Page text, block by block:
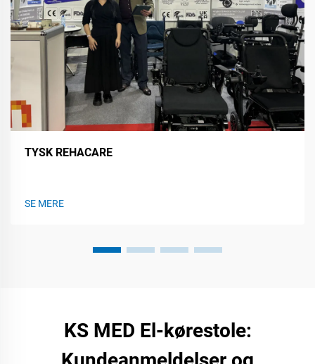
TYSK REHACARE
SE MERE
KS MED El-kørestole: